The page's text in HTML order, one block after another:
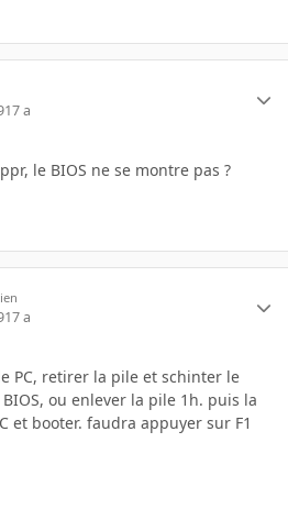
17 a
le BIOS ne se montre pas ?
17 a
PC, retirer la pile et schinter le
ou enlever la pile 1h. puis la
et booter. faudra appuyer sur F1